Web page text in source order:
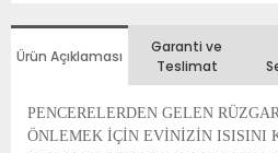
Ürün Açıklaması
Garanti ve
Teslimat
PENCERELERDEN GELEN
ÖNLEMEK İÇİN EVİNİZİN ISISINI